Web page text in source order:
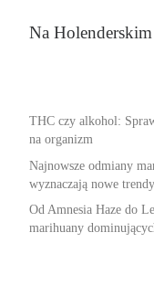
Na
THC czy alkohol:
na organizm
Najnowsze odmiany
wyznaczają nowe trendy
Od Amnesia Haze do
marihuany